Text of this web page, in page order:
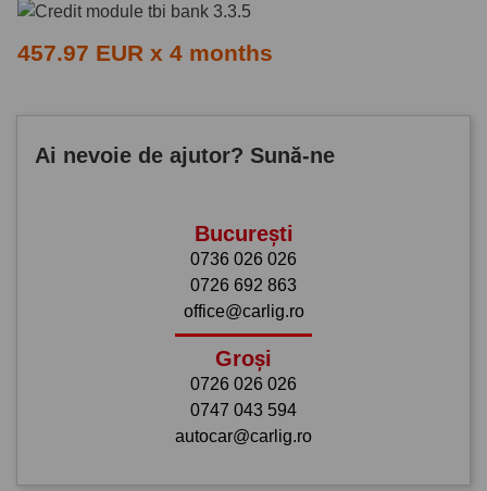
457.97 EUR x 4 months
Ai nevoie de ajutor? Sună-ne
București
0736 026 026
0726 692 863
office@carlig.ro
Groși
0726 026 026
0747 043 594
autocar@carlig.ro